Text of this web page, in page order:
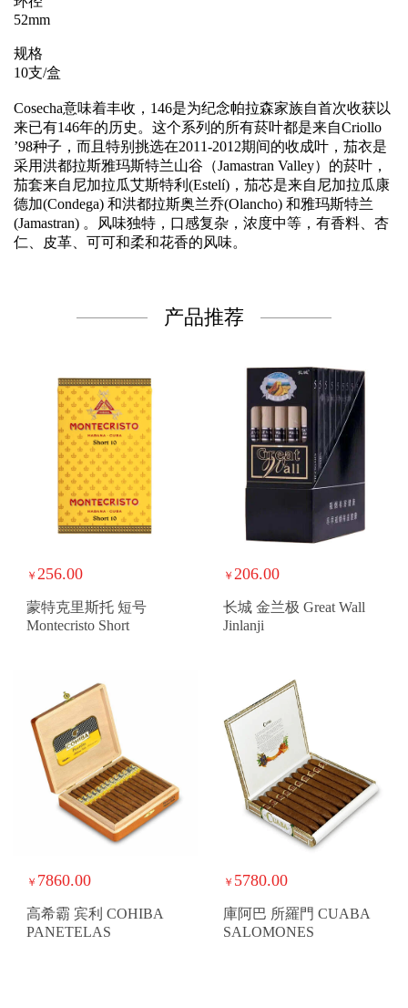
52mm
规格
10支/盒
Cosecha意味着丰收，146是为纪念帕拉森家族自首次收获以
来已有146年的历史。这个系列的所有菸叶都是来自Criollo
’98种子，而且特别挑选在2011-2012期间的收成叶，茄衣是
采用洪都拉斯雅玛斯特兰山谷（Jamastran Valley）的菸叶，
茄套来自尼加拉瓜艾斯特利(Estelí)，茄芯是来自尼加拉瓜康
德加(Condega) 和洪都拉斯奥兰乔(Olancho) 和雅玛斯特兰
(Jamastran) 。风味独特，口感复杂，浓度中等，有香料、杏
仁、皮革、可可和柔和花香的风味。
产品推荐
￥ 256.00
蒙特克里斯托 短号
Montecristo Short
￥ 206.00
长城 金兰极 Great Wall
Jinlanji
￥ 7860.00
高希霸 宾利 COHIBA
PANETELAS
￥ 5780.00
庫阿巴 所羅門 CUABA
SALOMONES